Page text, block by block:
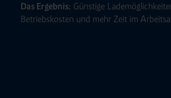
Das Ergebnis: Günstige
Betriebs­kosten und mehr Zeit im